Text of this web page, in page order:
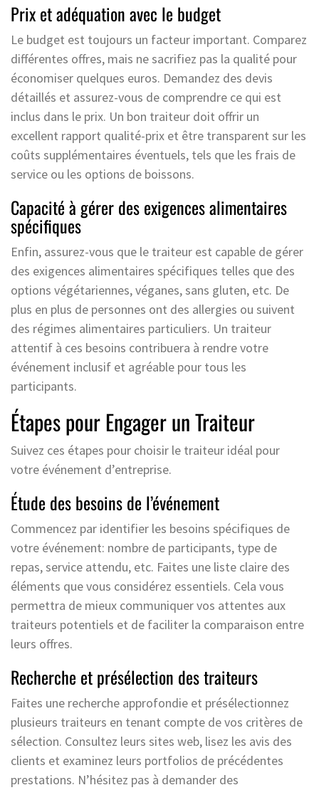
Prix et adéquation avec le budget
Le budget est toujours un facteur important. Comparez
différentes offres, mais ne sacrifiez pas la qualité pour
économiser quelques euros. Demandez des devis
détaillés et assurez-vous de comprendre ce qui est
inclus dans le prix. Un bon traiteur doit offrir un
excellent rapport qualité-prix et être transparent sur les
coûts supplémentaires éventuels, tels que les frais de
service ou les options de boissons.
Capacité à gérer des exigences alimentaires
spécifiques
Enfin, assurez-vous que le traiteur est capable de gérer
des exigences alimentaires spécifiques telles que des
options végétariennes, véganes, sans gluten, etc. De
plus en plus de personnes ont des allergies ou suivent
des régimes alimentaires particuliers. Un traiteur
attentif à ces besoins contribuera à rendre votre
événement inclusif et agréable pour tous les
participants.
Étapes pour Engager un Traiteur
Suivez ces étapes pour choisir le traiteur idéal pour
votre événement d’entreprise.
Étude des besoins de l’événement
Commencez par identifier les besoins spécifiques de
votre événement: nombre de participants, type de
repas, service attendu, etc. Faites une liste claire des
éléments que vous considérez essentiels. Cela vous
permettra de mieux communiquer vos attentes aux
traiteurs potentiels et de faciliter la comparaison entre
leurs offres.
Recherche et présélection des traiteurs
Faites une recherche approfondie et présélectionnez
plusieurs traiteurs en tenant compte de vos critères de
sélection. Consultez leurs sites web, lisez les avis des
clients et examinez leurs portfolios de précédentes
prestations. N’hésitez pas à demander des